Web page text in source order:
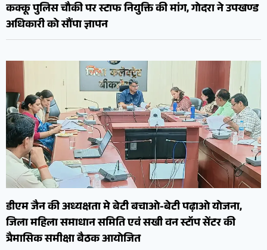
कक्कू पुलिस चौकी पर स्टाफ नियुक्ति की मांग, गोदरा ने उपखण्ड
अधिकारी को सौंपा ज्ञापन
डीएम जैन की अध्यक्षता मे बेटी बचाओ-बेटी पढ़ाओ योजना,
जिला महिला समाधान समिति एवं सखी वन स्टॉप सेंटर की
त्रैमासिक समीक्षा बैठक आयोजित